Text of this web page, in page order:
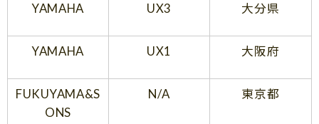
YAMAHA UX3 大分県
YAMAHA UX1 大阪府
FUKUYAMA&S
ONS
N/A 東京都